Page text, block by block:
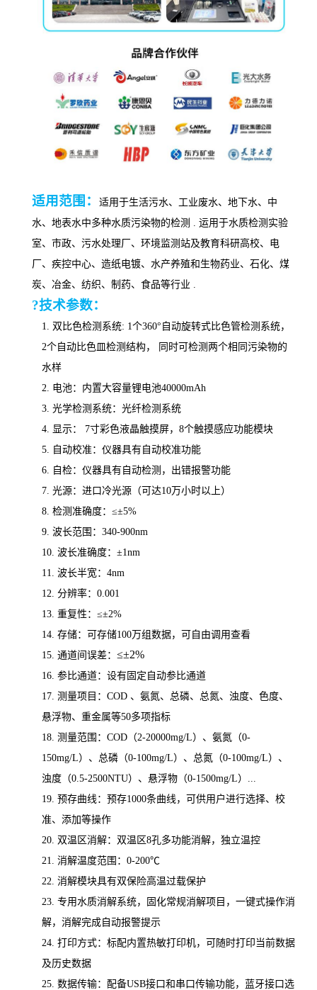
适用范围：
适用于生活污水、工业废水、地下水、中
水、地表水中多种水质污染物的检测
运用于水质检测实验
室、市政、污水处理厂、环境监测站及教育科研高校、电
厂、疾控中心、造纸电镀、水产养殖和生物药业、石化、煤
炭、冶金、纺织、制药、食品等行业
?技术参数：
1. 双比色检测系统: 1个360°自动旋转式比色管检测系统，
2个自动比色皿检测结构，
同时可检测两个相同污染物的
水样
2. 电池：内置大容量锂电池40000mAh
3. 光学检测系统：光纤检测系统
4.
显示： 7寸彩色液晶触摸屏， 8个触摸感应功能模块
5.
自动校准：仪器具有自动校准功能
6.
自检：仪器具有自动检测，出错报警功能
7. 光源：进口冷光源（可达10万小时以上）
8. 检测准确度： ≤±5%
9. 波长范围： 340-900nm
10. 波长准确度： ±1nm
11. 波长半宽： 4nm
12. 分辨率： 0.001
13. 重复性： ≤±2%
14. 存储：可存储100万组数据，可自由调用查看
15. 通道间误差： ≤±2%
16. 参比通道：设有固定自动参比通道
17. 测量项目： COD 、氨氮、总磷、总氮、浊度、色度、
悬浮物、 重金属等50多项指标
18. 测量范围： COD（2-20000mg/L）、氨氮（0-
150mg/L）、总磷（0-100mg/L）、总氮（0-100mg/L）、
浊度（0.5-2500NTU）、 悬浮物（0-1500mg/L）...
19. 预存曲线：预存1000条曲线，可供用户进行选择、校
准、添加等操作
20. 双温区消解：双温区8孔多功能消解， 独立温控
21. 消解温度范围：0-200℃
22. 消解模块具有双保险高温过载保护
23. 专用水质消解系统，固化常规消解项目，一键式操作消
解，消解完成自动报警提示
24. 打印方式：标配内置热敏打印机， 可随时打印当前数据
及历史数据
25. 数据传输：配备USB接口和串口传输功能，蓝牙接口选